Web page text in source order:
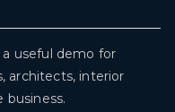
useful demo for
architects, interior
business.